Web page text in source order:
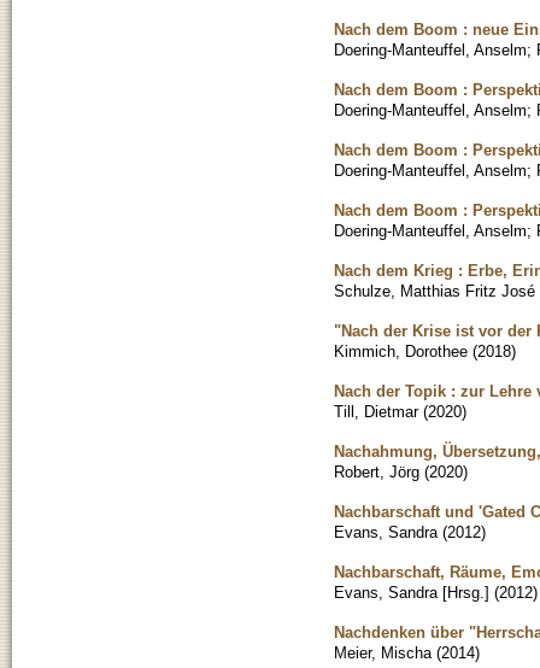
Nach dem Boom : neue
Doering-Manteuffel, Anselm;
Nach dem Boom :
Doering-Manteuffel, Anselm;
Nach dem Boom :
Doering-Manteuffel, Anselm;
Nach dem Boom :
Doering-Manteuffel, Anselm;
Nach dem Krieg : Erbe,
Schulze, Matthias Fritz José
"Nach der Krise ist vor
Kimmich, Dorothee (2018)
Nach der Topik : zur
Till, Dietmar (2020)
Nachahmung,
Robert, Jörg (2020)
Nachbarschaft und 'Gated
Evans, Sandra (2012)
Nachbarschaft, Räume,
Evans, Sandra [Hrsg.] (2012)
Nachdenken über
Meier, Mischa (2014)